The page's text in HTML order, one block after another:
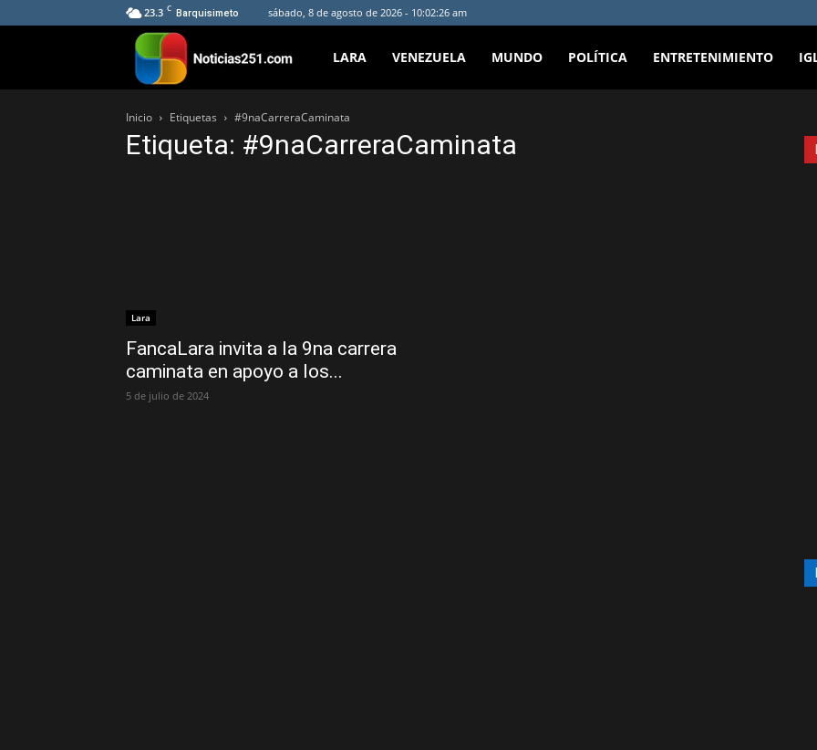
23.3 C Barquisimeto sábado, 8 de agosto de 2026 - 10:02:26 am
Noticias251
LARA VENEZUELA MUNDO POLÍTICA ENTRETENIMIENTO
Inicio Etiquetas #9naCarreraCaminata
Etiqueta: #9naCarreraCaminata
Lara
FancaLara invita a la 9na carrera
caminata en apoyo a los...
5 de julio de 2024